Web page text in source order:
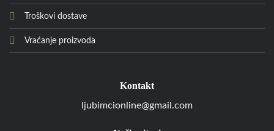
Troškovi dostave
Vraćanje proizvoda
Kontakt
ljubimcionline@gmail.com